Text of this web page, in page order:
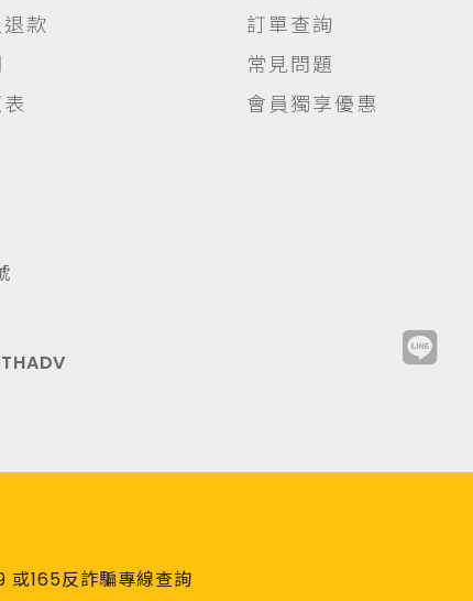
款
訂單查詢
常見問題
會員獨享優惠
THADV
165反詐騙專線查詢